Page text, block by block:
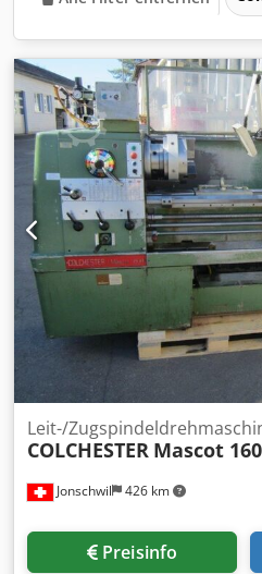
Jonschwil 426 km
Leit-/
COLCHESTER Mascot
Preisinfo